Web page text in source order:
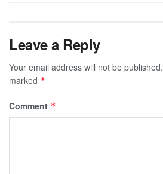
Leave a Reply
Your email address will not be published.
marked *
Comment *